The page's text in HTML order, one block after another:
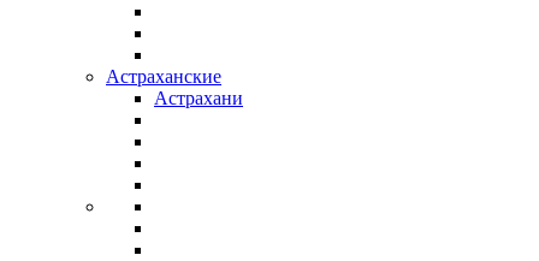
Астраханские
Астрахани